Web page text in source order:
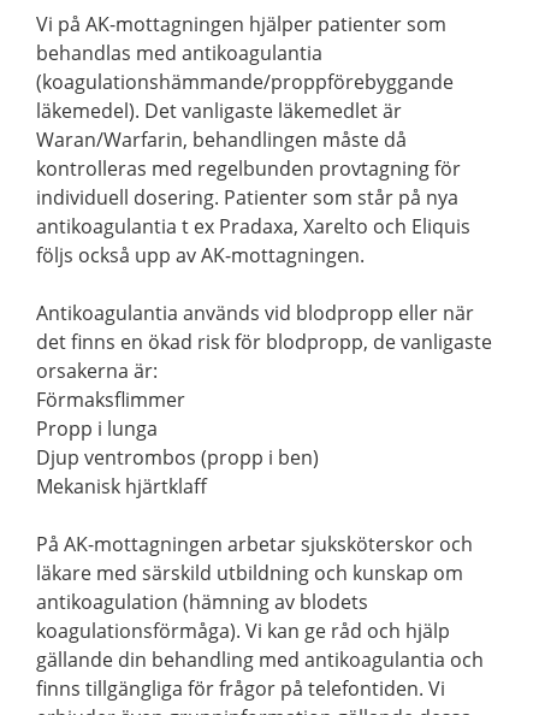
Vi på AK-mottagningen hjälper patienter som
behandlas med antikoagulantia
(koagulationshämmande/proppförebyggande
läkemedel). Det vanligaste läkemedlet är
Waran/Warfarin, behandlingen måste då
kontrolleras med regelbunden provtagning för
individuell dosering. Patienter som står på nya
antikoagulantia t ex Pradaxa, Xarelto och Eliquis
följs också upp av AK-mottagningen.
Antikoagulantia används vid blodpropp eller när
det finns en ökad risk för blodpropp, de vanligaste
orsakerna är:
Förmaksflimmer
Propp i lunga
Djup ventrombos (propp i ben)
Mekanisk hjärtklaff
På AK-mottagningen arbetar sjuksköterskor och
läkare med särskild utbildning och kunskap om
antikoagulation (hämning av blodets
koagulationsförmåga). Vi kan ge råd och hjälp
gällande din behandling med antikoagulantia och
finns tillgängliga för frågor på telefontiden. Vi